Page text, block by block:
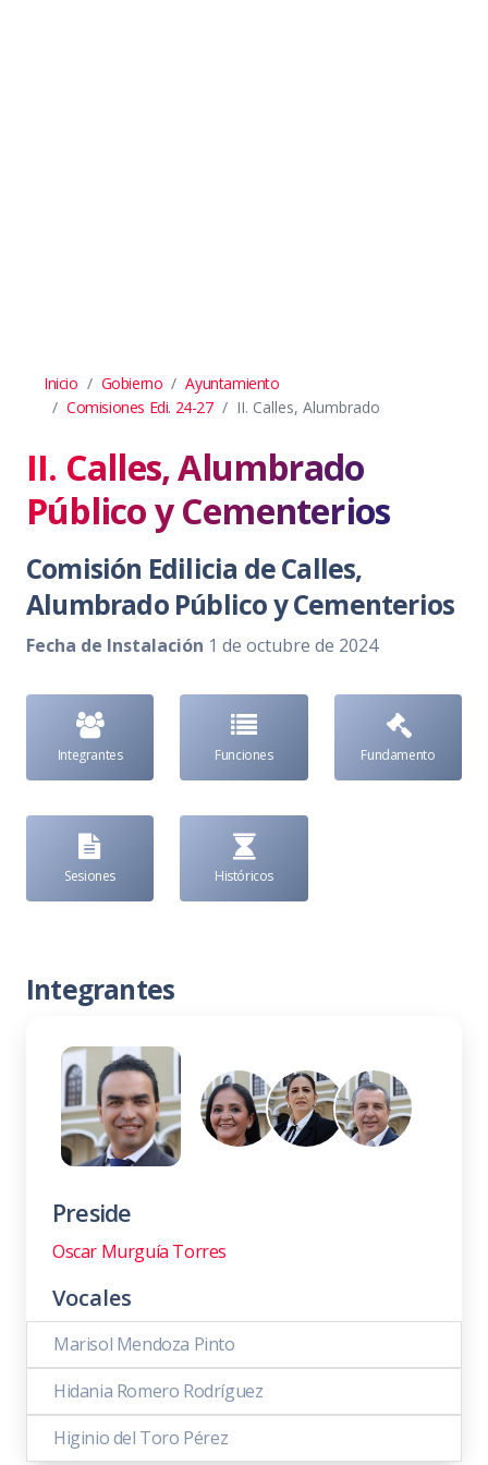
Inicio Gobierno
Ayuntamiento
Comisiones Edi. 24-27
II. Calles, Alumbrado
II. Calles, Alumbrado
Público y Cementerios
Comisión Edilicia de Calles,
Alumbrado Público y Cementerios
Fecha de Instalación 1 de octubre de 2024
Integrantes Funciones Fundamento
Sesiones Históricos
Integrantes
Preside
Oscar Murguía Torres
Vocales
Marisol Mendoza Pinto
Hidania Romero Rodríguez
Higinio del Toro Pérez